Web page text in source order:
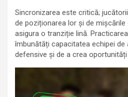
Sincronizarea este critică;
de poziționarea lor și de
asigura o tranziție lină.
îmbunătăți capacitatea echipei de
defensive și de a crea oportunități